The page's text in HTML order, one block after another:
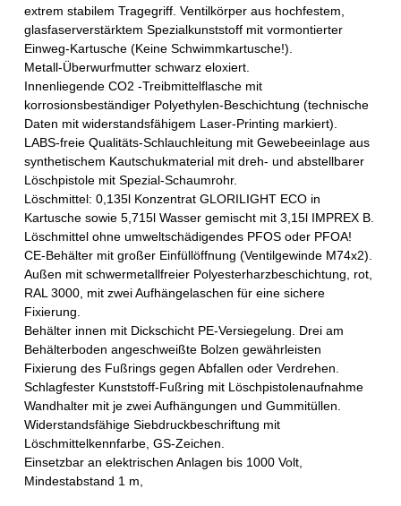
extrem stabilem Tragegriff. Ventilkörper aus hochfestem,
glasfaserverstärktem Spezialkunststoff mit vormontierter
Einweg-Kartusche (Keine Schwimmkartusche!).
Metall-Überwurfmutter schwarz eloxiert.
Innenliegende CO2 -Treibmittelflasche mit
korrosionsbeständiger Polyethylen-Beschichtung (technische
Daten mit widerstandsfähigem Laser-Printing markiert).
LABS-freie Qualitäts-Schlauchleitung mit Gewebeeinlage aus
synthetischem Kautschukmaterial mit dreh- und abstellbarer
Löschpistole mit Spezial-Schaumrohr.
Löschmittel: 0,135l Konzentrat GLORILIGHT ECO in
Kartusche sowie 5,715l Wasser gemischt mit 3,15l IMPREX B.
Löschmittel ohne umweltschädigendes PFOS oder PFOA!
CE-Behälter mit großer Einfüllöffnung (Ventilgewinde M74x2).
Außen mit schwermetallfreier Polyesterharzbeschichtung, rot,
RAL 3000, mit zwei Aufhängelaschen für eine sichere
Fixierung.
Behälter innen mit Dickschicht PE-Versiegelung. Drei am
Behälterboden angeschweißte Bolzen gewährleisten
Fixierung des Fußrings gegen Abfallen oder Verdrehen.
Schlagfester Kunststoff-Fußring mit Löschpistolenaufnahme
Wandhalter mit je zwei Aufhängungen und Gummitüllen.
Widerstandsfähige Siebdruckbeschriftung mit
Löschmittelkennfarbe, GS-Zeichen.
Einsetzbar an elektrischen Anlagen bis 1000 Volt,
Mindestabstand 1 m,